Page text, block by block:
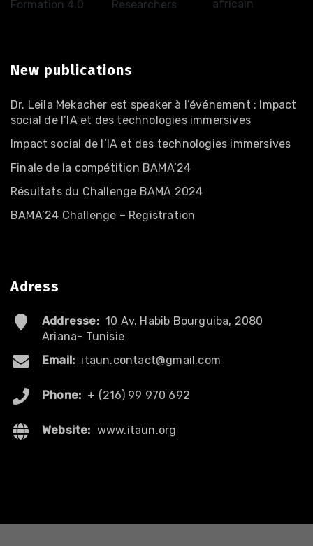
Formation 4.0
Researchers
africain
New publications
Dr. Leila Mekacher est speaker à l’événement : Impact
social de l’IA et des technologies immersives
Impact social de l’IA et des technologies immersives
Finale de la compétition BAMA’24
Résultats du Challenge BAMA 2024
BAMA’24 Challenge – Registration
Adress
Addresse: 10 Av. Habib Bourguiba, 2080
Ariana- Tunisie
Email: itaun.contact@gmail.com
Phone: + (216) 99 970 692
Website: www.itaun.org